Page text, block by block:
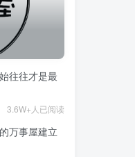
往往才是最
3.6W+人已阅读
万事屋建立